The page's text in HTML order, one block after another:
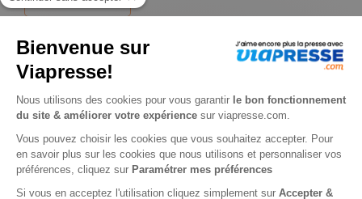
Je choisis une durée
-40%
Abonnement 1 an
19€00 Tarif Kiosque :31€70
Tarif France métropolitaine